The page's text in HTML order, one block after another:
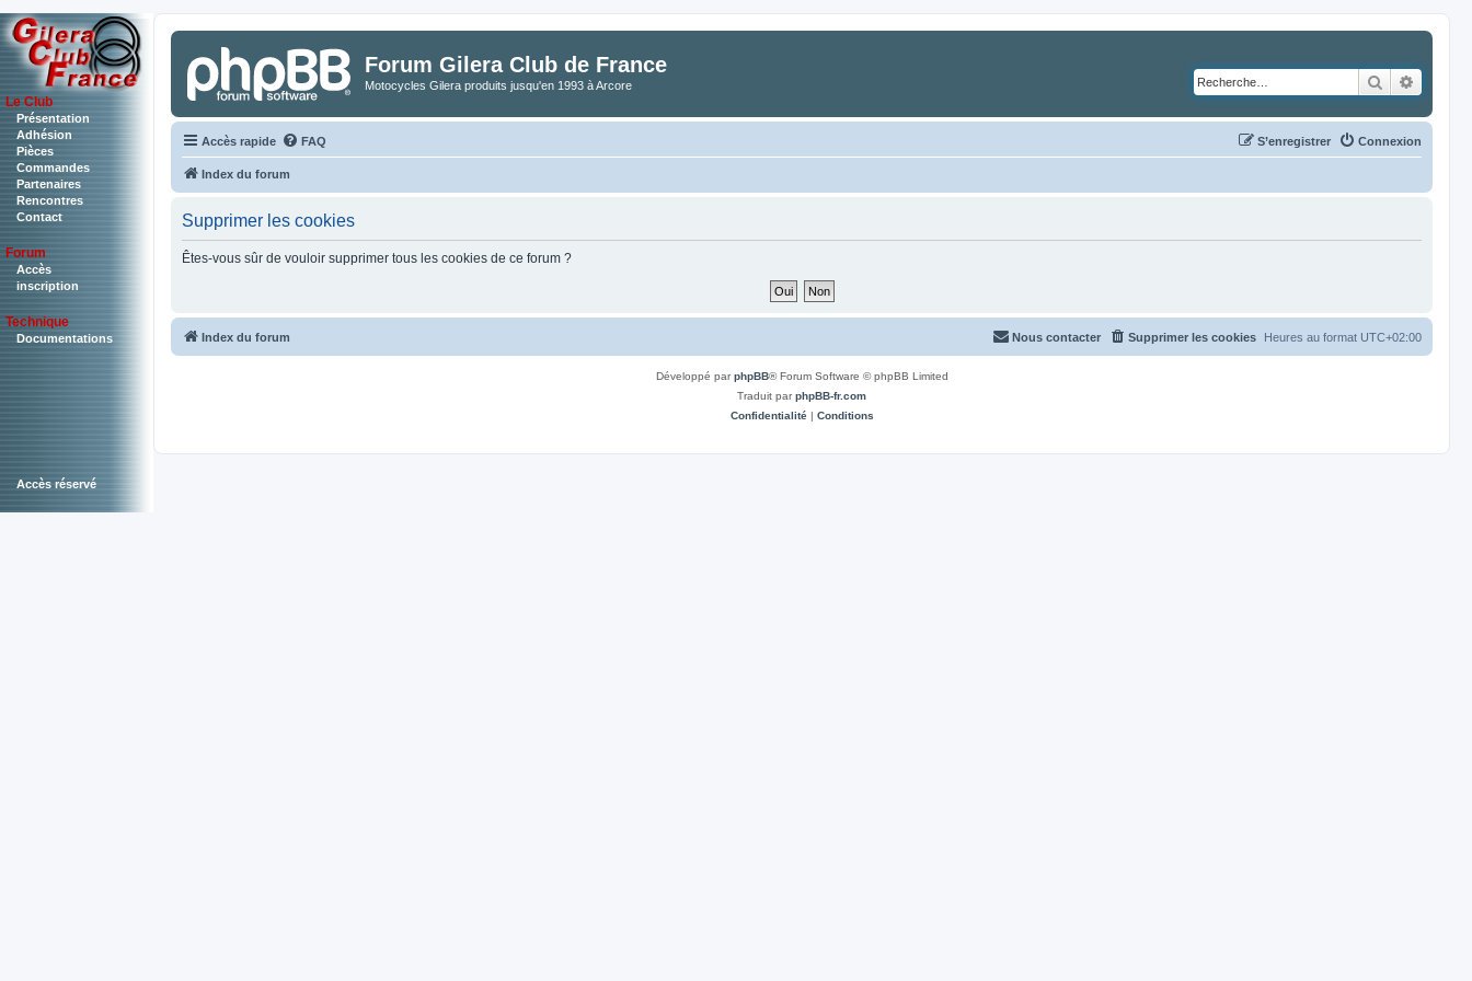
Le Club
Présentation
Adhésion
Pièces
Commandes
Partenaires
Rencontres
Contact
Forum
Accès
inscription
Technique
Documentations
Accès réservé
Forum Gilera Club de France
Motocycles Gilera produits jusqu'en 1993 à Arcore Rechercher
Accès rapide FAQ Connexion
S’enregistrer
Index du forum
Supprimer les cookies
Êtes-vous sûr de vouloir supprimer tous les cookies de ce forum ?
Index du forum Heures au format UTC+02:00
Supprimer les cookies
Nous contacter
Développé parphpBB® Forum Software © phpBB Limited
Traduit parphpBB-fr.com
Confidentialité| Conditions